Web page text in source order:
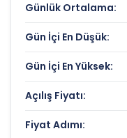
Piyasa Değeri/
CELEBI
Bugün Gördüğü En
Son 1 Yılın Zirvesi:
Günlük Ortalama:
Gün İçi En Düşük:
Gün İçi En Yüksek:
Açılış Fiyatı:
Fiyat Adımı: